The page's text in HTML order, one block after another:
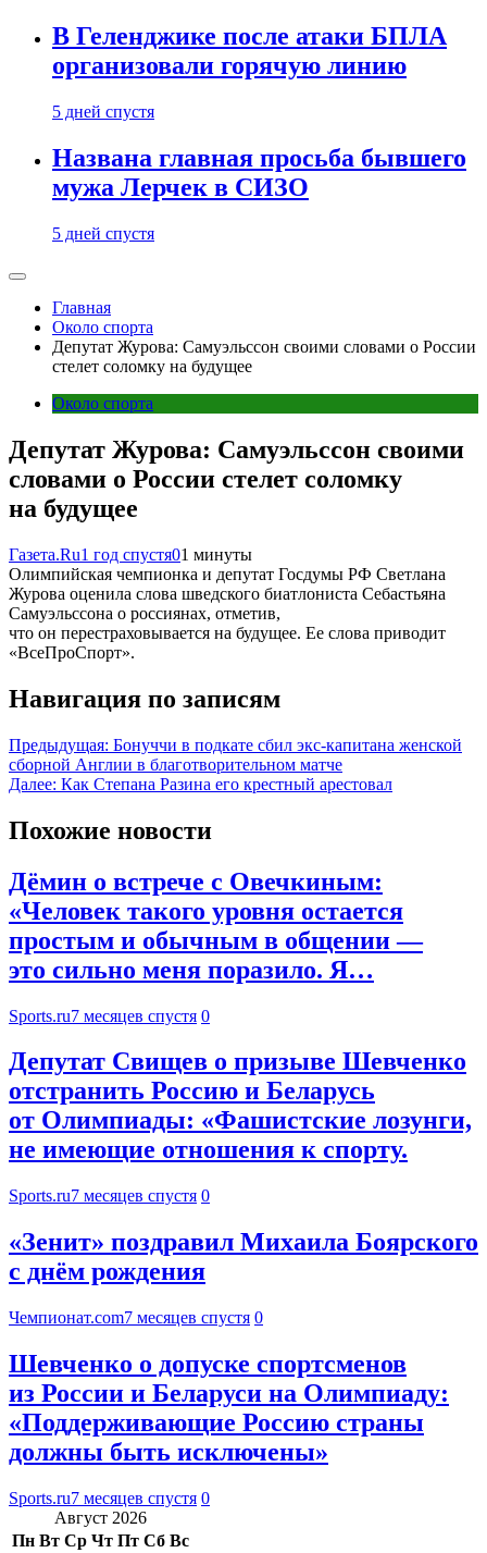
В Геленджике после атаки БПЛА
организовали горячую линию
5 дней спустя
Названа главная просьба бывшего
мужа Лерчек в СИЗО
5 дней спустя
Главная
Около спорта
Депутат Журова: Самуэльссон своими словами о России
стелет соломку на будущее
Около спорта
Депутат Журова: Самуэльссон своими
словами о России стелет соломку
на будущее
Газета.Ru1 год спустя01 минуты
Олимпийская чемпионка и депутат Госдумы РФ Светлана
Журова оценила слова шведского биатлониста Себастьяна
Самуэльссона о россиянах, отметив,
что он перестраховывается на будущее. Ее слова приводит
«ВсеПроСпорт».
Навигация по записям
Предыдущая: Бонуччи в подкате сбил экс‑капитана женской
сборной Англии в благотворительном матче
Далее: Как Степана Разина его крестный арестовал
Похожие новости
Дёмин о встрече с Овечкиным:
«Человек такого уровня остается
простым и обычным в общении —
это сильно меня поразило. Я…
Sports.ru7 месяцев спустя 0
Депутат Свищев о призыве Шевченко
отстранить Россию и Беларусь
от Олимпиады: «Фашистские лозунги,
не имеющие отношения к спорту.
Sports.ru7 месяцев спустя 0
«Зенит» поздравил Михаила Боярского
с днём рождения
Чемпионат.com7 месяцев спустя 0
Шевченко о допуске спортсменов
из России и Беларуси на Олимпиаду:
«Поддерживающие Россию страны
должны быть исключены»
Sports.ru7 месяцев спустя 0
Август 2026
Пн Вт Ср Чт Пт Сб Вс